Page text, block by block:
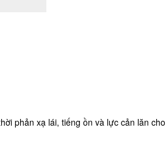
phản xạ lái, tiếng ồn và lực cản lăn